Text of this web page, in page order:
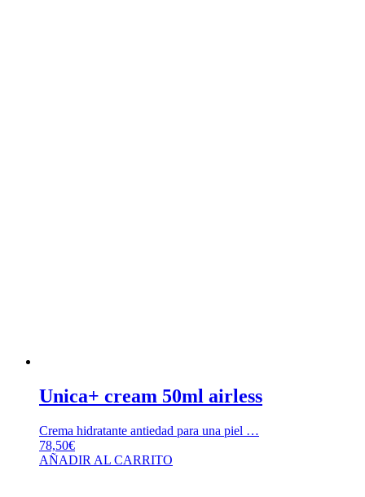
Unica+ cream 50ml airless
Crema hidratante antiedad para una piel …
78,50€
AÑADIR AL CARRITO